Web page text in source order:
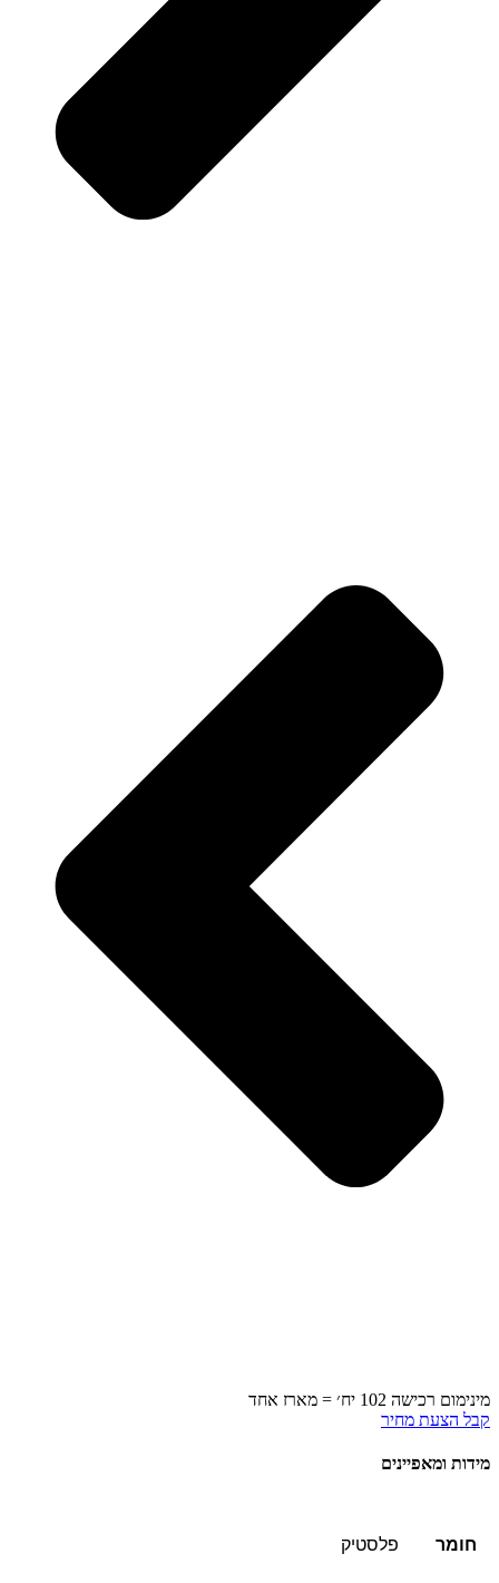
מינימום רכישה 102 יח׳ = מארז אחד
קבל הצעת מחיר
מידות ומאפיינים
חומר פלסטיק